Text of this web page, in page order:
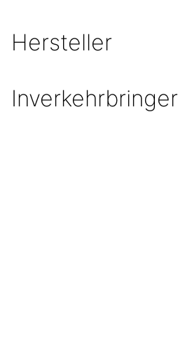
Hersteller
Inverkehrbringer